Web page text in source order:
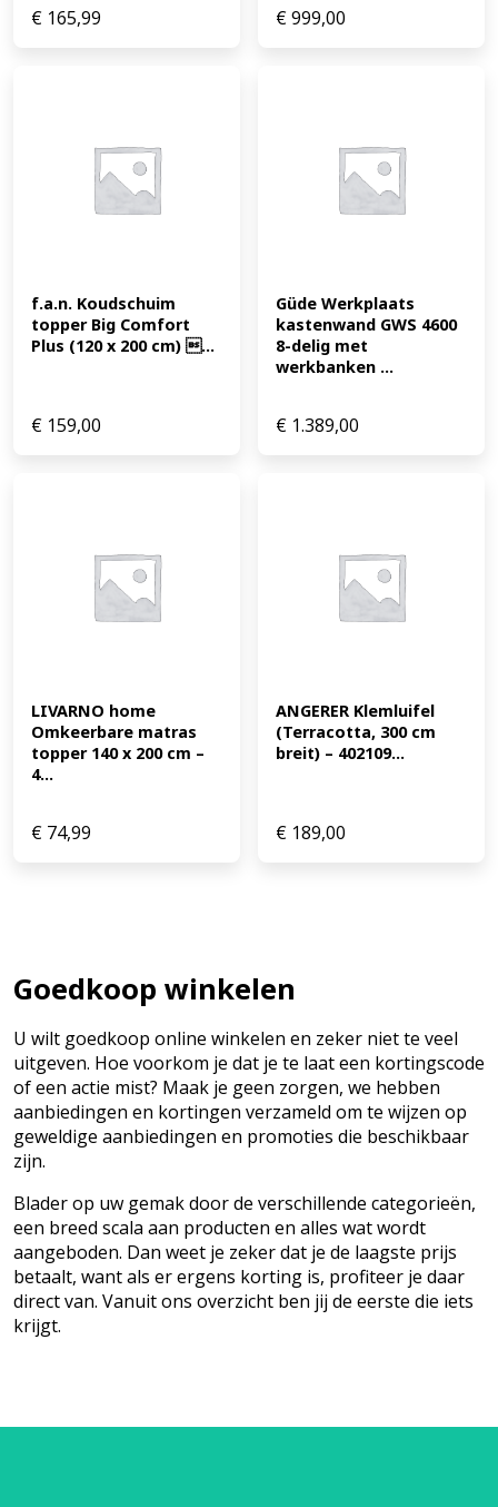
€ 165,99 €999,00
f.a.n. Koudschuim
topper Big Comfort
Plus (120 x 200 cm) ...
€ 159,00
Güde Werkplaats
kastenwand GWS 4600
8-delig met
werkbanken ...
€ 1.389,00
LIVARNO home
Omkeerbare matras
topper 140 x 200 cm –
4...
€ 74,99
ANGERER Klemluifel
(Terracotta, 300 cm
breit) – 402109...
€ 189,00
Goedkoop winkelen
U wilt goedkoop online winkelen en zeker niet te veel
uitgeven. Hoe voorkom je dat je te laat een kortingscode
of een actie mist? Maak je geen zorgen, we hebben
aanbiedingen en kortingen verzameld om te wijzen op
geweldige aanbiedingen en promoties die beschikbaar
zijn.
Blader op uw gemak door de verschillende categorieën,
een breed scala aan producten en alles wat wordt
aangeboden. Dan weet je zeker dat je de laagste prijs
betaalt, want als er ergens korting is, profiteer je daar
direct van. Vanuit ons overzicht ben jij de eerste die iets
krijgt.